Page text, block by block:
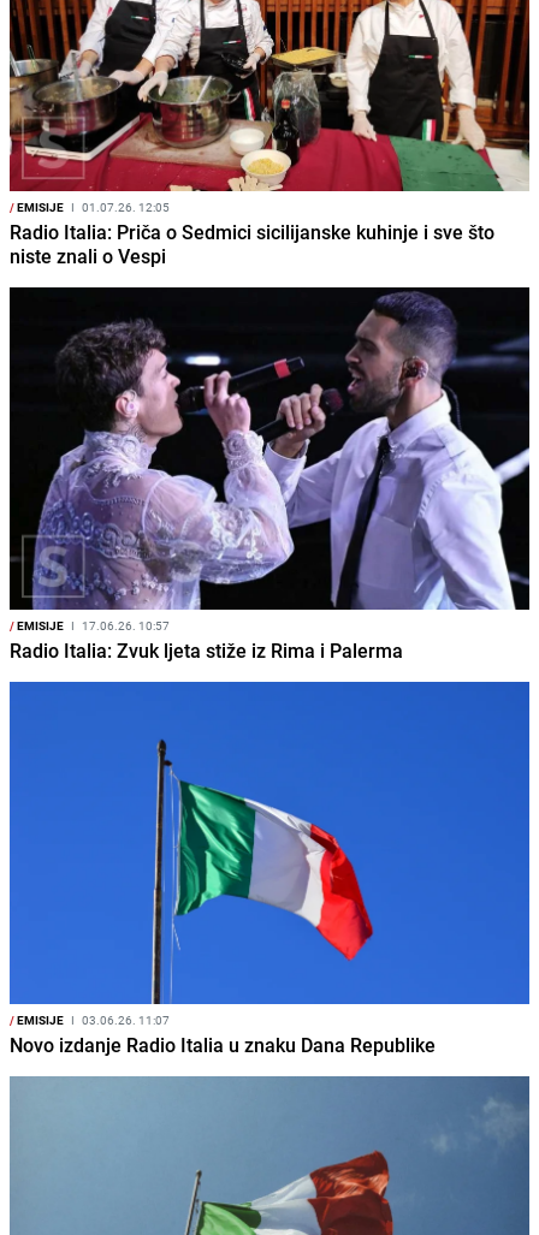
/EMISIJE I 01.07.26. 12:05
Radio Italia: Priča o Sedmici sicilijanske kuhinje i sve što
niste znali o Vespi
/EMISIJE I 17.06.26. 10:57
Radio Italia: Zvuk ljeta stiže iz Rima i Palerma
/EMISIJE I 03.06.26. 11:07
Novo izdanje Radio Italia u znaku Dana Republike